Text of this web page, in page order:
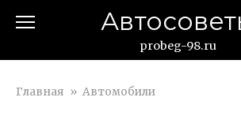
probeg-98.ru
Главная » Автомобили